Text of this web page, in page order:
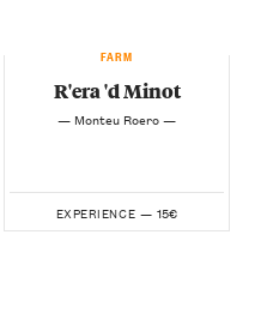
FARM
R'era 'd Minot
— Monteu Roero —
EXPERIENCE — 15€